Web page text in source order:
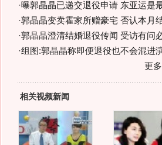
·曝郭晶晶已递交退役申请 东亚运是
·郭晶晶变卖霍家所赠豪宅 否认本月
·郭晶晶澄清结婚退役传闻 受访有问
·组图:郭晶晶称即便退役也不会混进
更
相关视频新闻